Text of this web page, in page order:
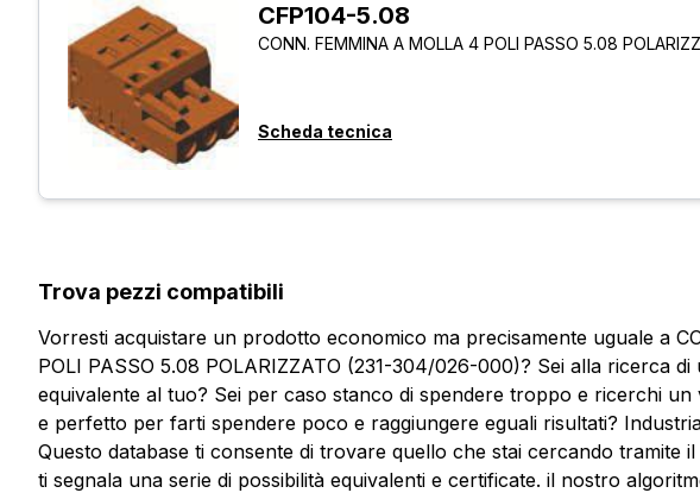
CFP104-5.08
CONN. FEMMINA A MOLLA 4 POLI PASSO 5.08
Scheda tecnica
Trova pezzi compatibili
Vorresti acquistare un prodotto economico ma precisamente uguale a
POLI PASSO 5.08 POLARIZZATO (231-304/026-000)? Sei alla ricerca
equivalente al tuo? Sei per caso stanco di spendere troppo e ricerchi
e perfetto per farti spendere poco e raggiungere eguali risultati?
Questo database ti consente di trovare quello che stai cercando tramite
ti segnala una serie di possibilità equivalenti e certificate. il nostro